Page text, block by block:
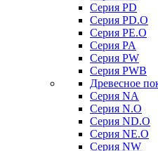
Серия PD
Серия PD.O
Серия PE.O
Серия PA
Серия PW
Серия PWB
Древесное
Серия NA
Серия N.O
Серия ND.O
Серия NE.O
Серия NW